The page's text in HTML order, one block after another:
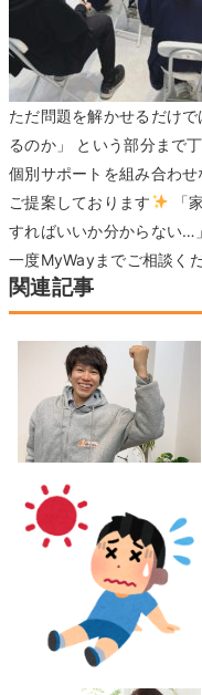
ただ問題を解かせるだけ
るのか」 という部分まで
個別サポートを組み合わ
ご提案しております
「
すればいいか分からない…
一度MyWayまでご相談く
関連記事